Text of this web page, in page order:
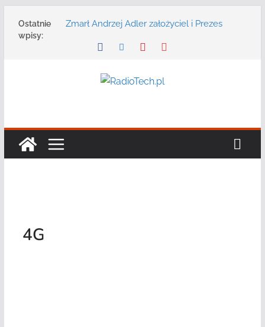
Ostatnie
wpisy:
Zmarł Andrzej Adler założyciel i Prezes
Radmor – największy polski producent
DGT wraz z partnerami zaprasza na
konferencję: „Bezpieczeństwo,
bezpieczeństwa publicznego usługę
4G